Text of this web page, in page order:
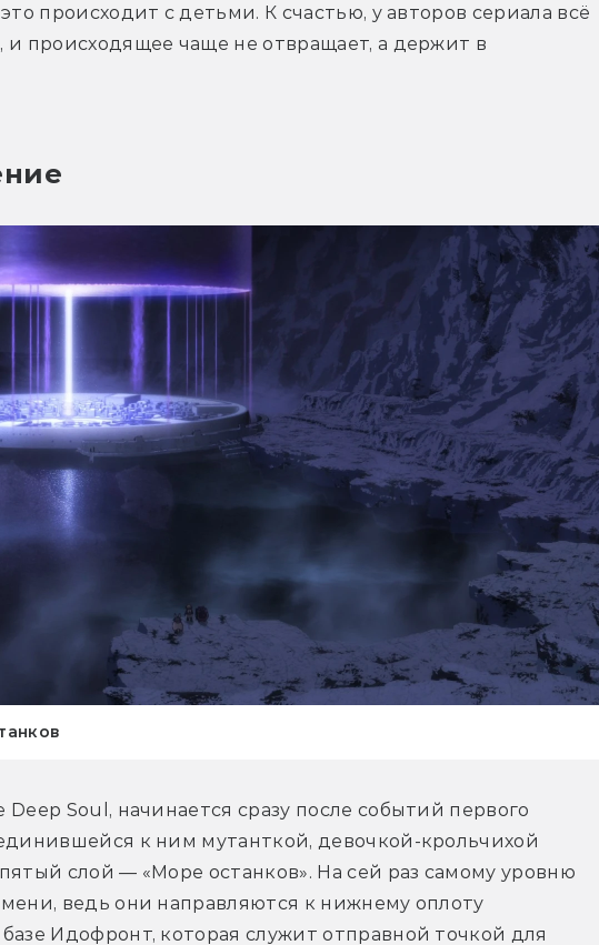
происходит с детьми. К счастью, у авторов сериала всё
и происходящее чаще не отвращает, а держит в
Soul, начинается сразу после событий первого
к ним мутанткой, девочкой-крольчихой
слой — «Море останков». На сей раз самому уровню
ведь они направляются к нижнему оплоту
Идофронт, которая служит отправной точкой для